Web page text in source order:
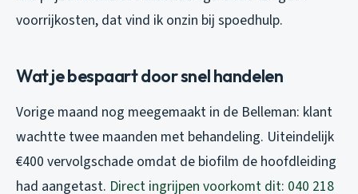
voorrijkosten, dat vind ik onzin bij spoedhulp.
Wat je bespaart door snel handelen
Vorige maand nog meegemaakt in de Belleman: klant
wachtte twee maanden met behandeling. Uiteindelijk
€400 vervolgschade omdat de biofilm de hoofdleiding
had aangetast. Direct ingrijpen voorkomt dit: 040 218